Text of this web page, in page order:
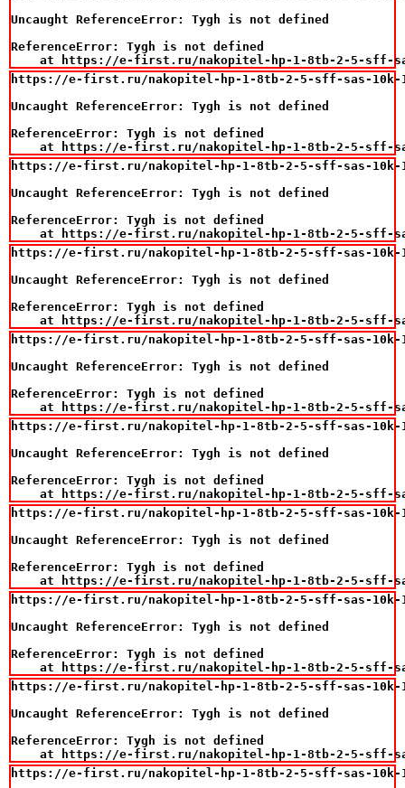
Uncaught ReferenceError: Tygh is not defined
ReferenceError: Tygh is not defined
at https://e-first.ru/nakopitel-hp-1-8tb-2-5-
https://e-first.ru/nakopitel-hp-1-8tb-2-5-sff-sas-10k-
Uncaught ReferenceError: Tygh is not defined
ReferenceError: Tygh is not defined
at https://e-first.ru/nakopitel-hp-1-8tb-2-5-
https://e-first.ru/nakopitel-hp-1-8tb-2-5-sff-sas-10k-
Uncaught ReferenceError: Tygh is not defined
ReferenceError: Tygh is not defined
at https://e-first.ru/nakopitel-hp-1-8tb-2-5-
https://e-first.ru/nakopitel-hp-1-8tb-2-5-sff-sas-10k-
Uncaught ReferenceError: Tygh is not defined
ReferenceError: Tygh is not defined
at https://e-first.ru/nakopitel-hp-1-8tb-2-5-
https://e-first.ru/nakopitel-hp-1-8tb-2-5-sff-sas-10k-
Uncaught ReferenceError: Tygh is not defined
ReferenceError: Tygh is not defined
at https://e-first.ru/nakopitel-hp-1-8tb-2-5-
https://e-first.ru/nakopitel-hp-1-8tb-2-5-sff-sas-10k-
Uncaught ReferenceError: Tygh is not defined
ReferenceError: Tygh is not defined
at https://e-first.ru/nakopitel-hp-1-8tb-2-5-
https://e-first.ru/nakopitel-hp-1-8tb-2-5-sff-sas-10k-
Uncaught ReferenceError: Tygh is not defined
ReferenceError: Tygh is not defined
at https://e-first.ru/nakopitel-hp-1-8tb-2-5-
https://e-first.ru/nakopitel-hp-1-8tb-2-5-sff-sas-10k-
Uncaught ReferenceError: Tygh is not defined
ReferenceError: Tygh is not defined
at https://e-first.ru/nakopitel-hp-1-8tb-2-5-
https://e-first.ru/nakopitel-hp-1-8tb-2-5-sff-sas-10k-
Uncaught ReferenceError: Tygh is not defined
ReferenceError: Tygh is not defined
at https://e-first.ru/nakopitel-hp-1-8tb-2-5-
https://e-first.ru/nakopitel-hp-1-8tb-2-5-sff-sas-10k-